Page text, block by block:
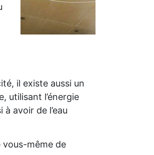
il existe aussi un
utilisant l’énergie
avoir de l’eau
vous-même de